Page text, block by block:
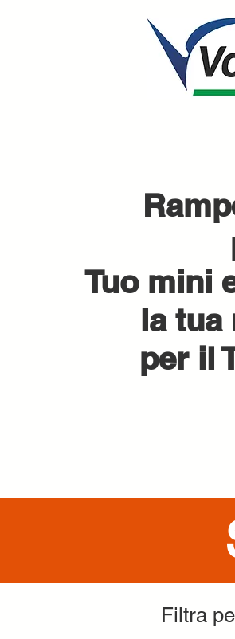
Tuo mini
la tua
per il
Filtra